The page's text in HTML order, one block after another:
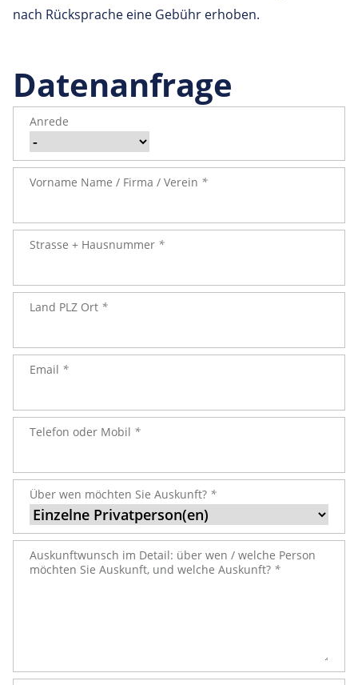
nach Rücksprache eine Gebühr erhoben.
Datenanfrage
Anrede
Vorname Name / Firma / Verein *
Strasse + Hausnummer *
Land PLZ Ort *
Email *
Telefon oder Mobil *
Über wen möchten Sie Auskunft? *
Auskunftwunsch im Detail: über wen / welche Person
möchten Sie Auskunft, und welche Auskunft? *